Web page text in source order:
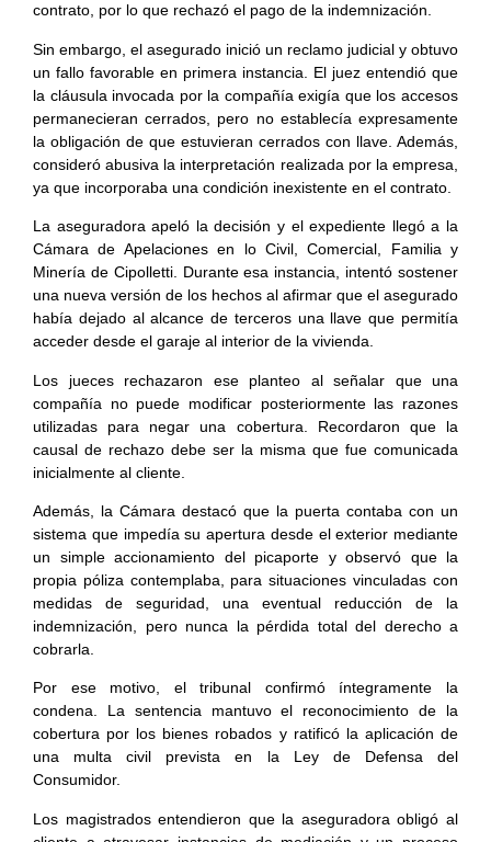
contrato, por lo que rechazó el pago de la indemnización.
Sin embargo, el asegurado inició un reclamo judicial y obtuvo
un fallo favorable en primera instancia. El juez entendió que
la cláusula invocada por la compañía exigía que los accesos
permanecieran cerrados, pero no establecía expresamente
la obligación de que estuvieran cerrados con llave. Además,
consideró abusiva la interpretación realizada por la empresa,
ya que incorporaba una condición inexistente en el contrato.
La aseguradora apeló la decisión y el expediente llegó a la
Cámara de Apelaciones en lo Civil, Comercial, Familia y
Minería de Cipolletti. Durante esa instancia, intentó sostener
una nueva versión de los hechos al afirmar que el asegurado
había dejado al alcance de terceros una llave que permitía
acceder desde el garaje al interior de la vivienda.
Los jueces rechazaron ese planteo al señalar que una
compañía no puede modificar posteriormente las razones
utilizadas para negar una cobertura. Recordaron que la
causal de rechazo debe ser la misma que fue comunicada
inicialmente al cliente.
Además, la Cámara destacó que la puerta contaba con un
sistema que impedía su apertura desde el exterior mediante
un simple accionamiento del picaporte y observó que la
propia póliza contemplaba, para situaciones vinculadas con
medidas de seguridad, una eventual reducción de la
indemnización, pero nunca la pérdida total del derecho a
cobrarla.
Por ese motivo, el tribunal confirmó íntegramente la
condena. La sentencia mantuvo el reconocimiento de la
cobertura por los bienes robados y ratificó la aplicación de
una multa civil prevista en la Ley de Defensa del
Consumidor.
Los magistrados entendieron que la aseguradora obligó al